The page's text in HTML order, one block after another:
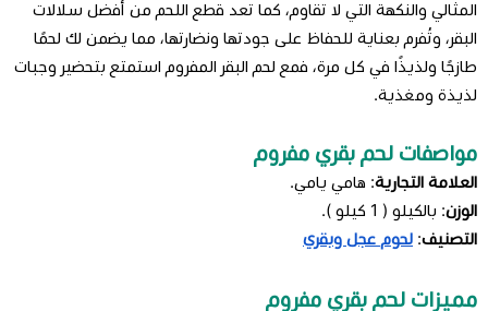
المثالي والنكهة التي لا تقاوم، كما تعد قطع اللحم من أفضل سلالات
البقر، وتُفرم بعناية للحفاظ على جودتها ونضارتها، مما يضمن لك لحمًا
طازجًا ولذيذًا في كل مرة، فمع لحم البقر المفروم استمتع بتحضير وجبات
لذيذة ومغذية.
مواصفات لحم بقري مفروم
العلامة التجارية: هامي يامي.
الوزن: بالكيلو ( 1 كيلو ).
التصنيف: لحوم عجل وبقري
مميزات لحم بقري مفروم